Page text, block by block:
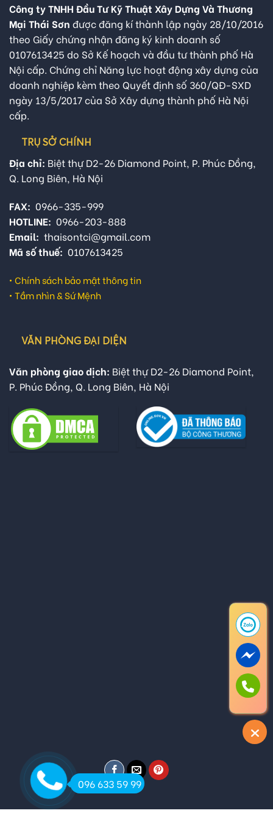
Công ty TNHH Đầu Tư Kỹ Thuật Xây Dựng Và Thương
Mại Thái Sơn được đăng kí thành lập ngày 28/10/2016
theo Giấy chứng nhận đăng ký kinh doanh số
0107613425 do Sở Kế hoạch và đầu tư thành phố Hà
Nội cấp. Chứng chỉ Năng lực hoạt động xây dựng của
doanh nghiệp kèm theo Quyết định số 360/QĐ-SXD
ngày 13/5/2017 của Sở Xây dựng thành phố Hà Nội
cấp.
TRỤ SỞ CHÍNH
Địa chỉ: Biệt thự D2-26 Diamond Point, P. Phúc Đồng,
Q. Long Biên, Hà Nội
FAX: 0966-335-999
HOTLINE: 0966-203-888
Email: thaisontci@gmail.com
Mã số thuế: 0107613425
• Chính sách bảo mật thông tin
• Tầm nhìn & Sứ Mệnh
VĂN PHÒNG ĐẠI DIỆN
Văn phòng giao dịch: Biệt thự D2-26 Diamond Point,
P. Phúc Đồng, Q. Long Biên, Hà Nội
096 633 59 99